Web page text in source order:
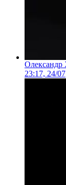
Олександр
23:17, 24/07